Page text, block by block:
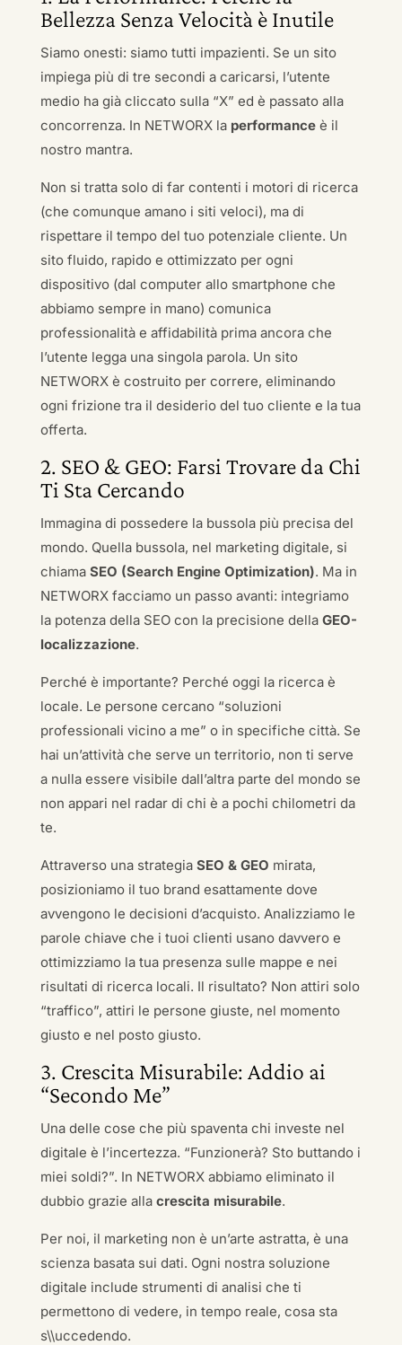
Bellezza Senza Velocità è Inutile
Siamo onesti: siamo tutti impazienti. Se un sito
impiega più di tre secondi a caricarsi, l’utente
medio ha già cliccato sulla “X” ed è passato alla
concorrenza. In NETWORX la performanceè il
nostro mantra.
Non si tratta solo di far contenti i motori di ricerca
(che comunque amano i siti veloci), ma di
rispettare il tempo del tuo potenziale cliente. Un
sito fluido, rapido e ottimizzato per ogni
dispositivo (dal computer allo smartphone che
abbiamo sempre in mano) comunica
professionalità e affidabilità prima ancora che
l’utente legga una singola parola. Un sito
NETWORX è costruito per correre, eliminando
ogni frizione tra il desiderio del tuo cliente e la tua
offerta.
2. SEO & GEO: Farsi Trovare da Chi
Ti Sta Cercando
Immagina di possedere la bussola più precisa del
mondo. Quella bussola, nel marketing digitale, si
chiama SEO (Search Engine Optimization). Ma in
NETWORX facciamo un passo avanti: integriamo
la potenza della SEO con la precisione della GEO-
localizzazione.
Perché è importante? Perché oggi la ricerca è
locale. Le persone cercano “soluzioni
professionali vicino a me” o in specifiche città. Se
hai un’attività che serve un territorio, non ti serve
a nulla essere visibile dall’altra parte del mondo se
non appari nel radar di chi è a pochi chilometri da
te.
Attraverso una strategia SEO & GEO mirata,
posizioniamo il tuo brand esattamente dove
avvengono le decisioni d’acquisto. Analizziamo le
parole chiave che i tuoi clienti usano davvero e
ottimizziamo la tua presenza sulle mappe e nei
risultati di ricerca locali. Il risultato? Non attiri solo
“traffico”, attiri le persone giuste, nel momento
giusto e nel posto giusto.
3. Crescita Misurabile: Addio ai
“Secondo Me”
Una delle cose che più spaventa chi investe nel
digitale è l’incertezza. “Funzionerà? Sto buttando i
miei soldi?”. In NETWORX abbiamo eliminato il
dubbio grazie alla crescita misurabile.
Per noi, il marketing non è un’arte astratta, è una
scienza basata sui dati. Ogni nostra soluzione
digitale include strumenti di analisi che ti
permettono di vedere, in tempo reale, cosa sta
s\\uccedendo.